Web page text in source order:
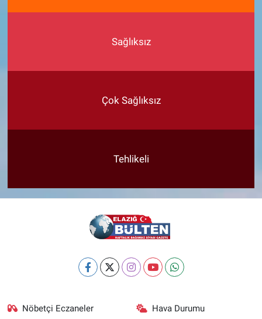
Sağlıksız
Çok Sağlıksız
Tehlikeli
Nöbetçi Eczaneler Hava Durumu